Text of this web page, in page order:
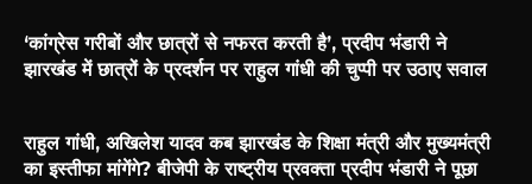
‘कांग्रेस गरीबों और छात्रों से नफरत करती है’, प्रदीप भंडारी ने
झारखंड में छात्रों के प्रदर्शन पर राहुल गांधी की चुप्पी पर उठाए सवाल
राहुल गांधी, अखिलेश यादव कब झारखंड के शिक्षा मंत्री और मुख्यमंत्री
का इस्तीफा मांगेंगे? बीजेपी के राष्ट्रीय प्रवक्ता प्रदीप भंडारी ने पूछा